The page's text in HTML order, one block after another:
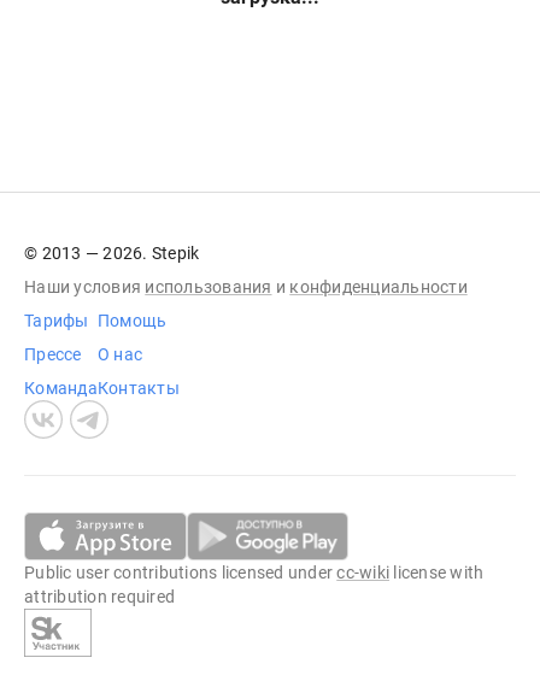
© 2013 — 2026. Stepik
Наши условия использования и конфиденциальности
Тарифы
Прессе
Команда
Помощь
О нас
Контакты
Public user contributions licensed undercc-wiki license with
attribution required